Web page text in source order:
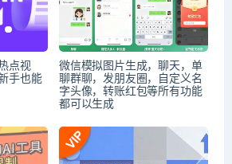
点视
手也能
微信模拟图片生成，聊天，单
聊群聊，发朋友圈，自定义名
字头像，转账红包等所有功能
都可以生成